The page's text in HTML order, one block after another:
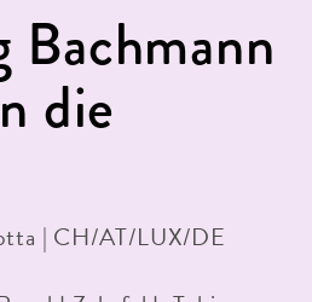
Bachmann
die
| CH/AT/LUX/DE